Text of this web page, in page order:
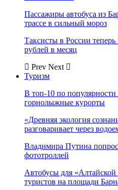
Пассажиры автобуса из
трассе в сильный мороз
Таксисты в России
рублей в месяц
Prev Next
Туризм
В топ-10 по популярности
горнолыжные курорты
«Древняя экология
разговаривает через
Владимира Путина
фототроллей
Автобусы для
туристов на площади